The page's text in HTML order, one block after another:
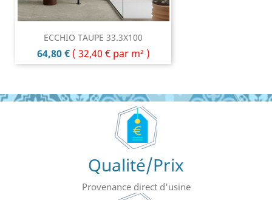
ECCHIO TAUPE 33.3X100
Prix
64,80 € ( 32,40 € par m² )
Qualité/Prix
Provenance direct d'usine